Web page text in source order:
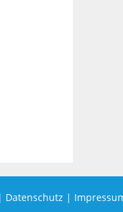
| Datenschutz |